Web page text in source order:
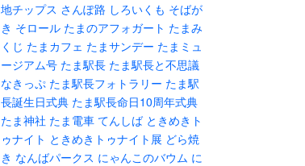
地チップス さんぽ路 しろいくも そばが
き そロール たまのアフォガート たまみ
くじ たまカフェ たまサンデー たまミュ
ージアム号 たま駅長 たま駅長と不思議
なきっぷ たま駅長フォトラリー たま駅
長誕生日式典 たま駅長命日10周年式典
たま神社 たま電車 てんしば ときめきト
ゥナイト ときめきトゥナイト展 どら焼
き なんばパークス にゃんこのバウム に